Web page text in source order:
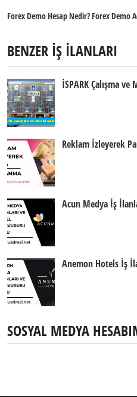
Forex Demo Hesap Nedir? Forex Demo
BENZER İŞ İLANLARI
İSPARK Çalışma ve
Reklam İzleyerek
Acun Medya İş
Anemon Hotels İş
SOSYAL MEDYA